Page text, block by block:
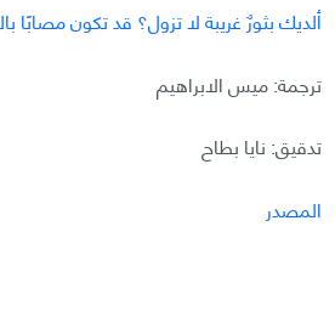
ألديك بثورٌ غريبة لا تزول؟ قد تكون مصابًا
ترجمة: ميس الابراهيم
تدقيق: نايا بطاح
المصدر